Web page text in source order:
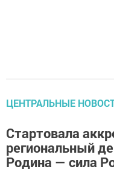
ЦЕНТРАЛЬНЫЕ
Стартовала
региональный
Родина — сила